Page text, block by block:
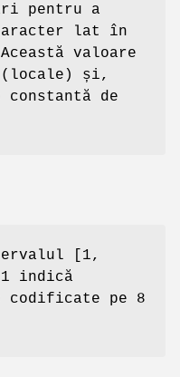
pentru a
lat în
valoare
(locale) și,
de
[1,
indică
codificate pe 8